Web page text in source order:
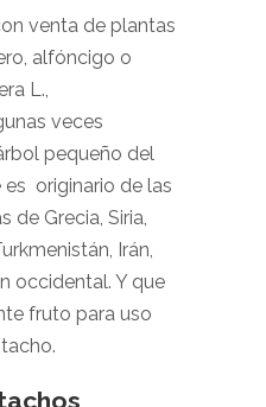
venta de plantas
alfóncigo o
L.,
veces
pequeño del
es originario de las
de Grecia, Siria,
Irán,
occidental. Y que
fruto para uso